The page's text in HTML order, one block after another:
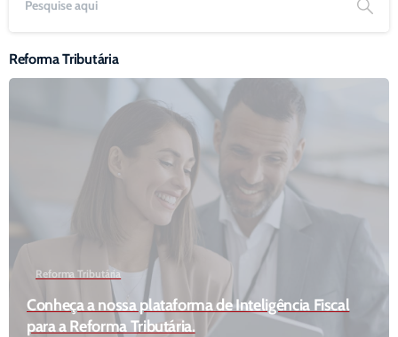
Reforma Tributária
Reforma Tributária
Conheça a nossa plataforma de Inteligência Fiscal
para a Reforma Tributária.